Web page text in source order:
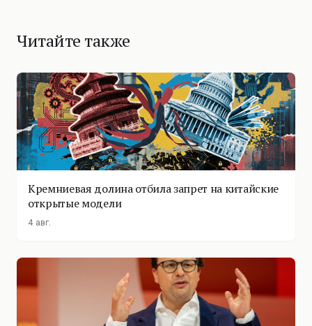
Читайте также
Кремниевая долина отбила запрет на китайские
открытые модели
4 авг.